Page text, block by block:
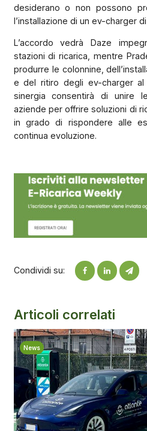
desiderano o non possono
l’installazione di un ev-charger
L’accordo vedrà Daze
stazioni di ricarica, mentre
produrre le colonnine,
e del ritiro degli ev-charger
sinergia consentirà di unire
aziende per offrire soluzioni di
in grado di rispondere alle
continua evoluzione.
Condividi su:
Articoli correlati
News